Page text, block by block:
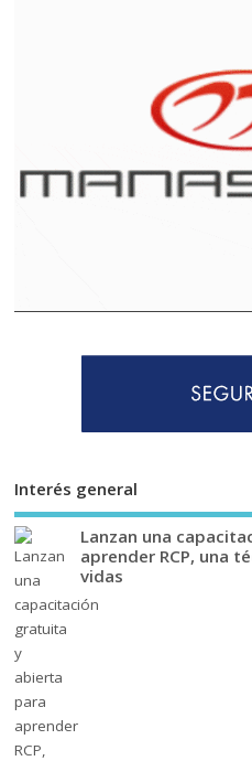
Interés general
Lanzan una
aprender RCP, una
vidas